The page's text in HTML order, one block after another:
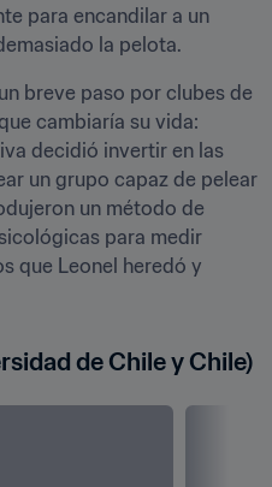
para encandilar a un
la pelota.
breve paso por clubes de
cambiaría su vida:
decidió invertir en las
un grupo capaz de pelear
un método de
para medir
que Leonel heredó y
de Chile y Chile)